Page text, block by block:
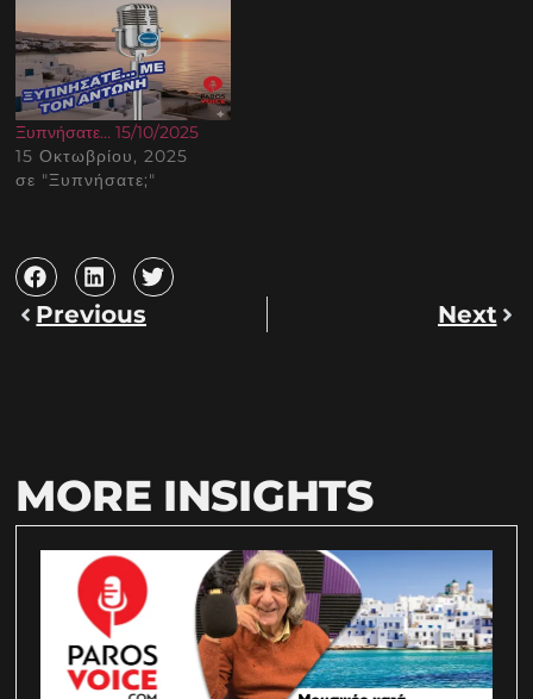
Ξυπνήσατε… 15/10/2025
15 Οκτωβρίου, 2025
σε "Ξυπνήσατε;"
Previous Next
MORE INSIGHTS